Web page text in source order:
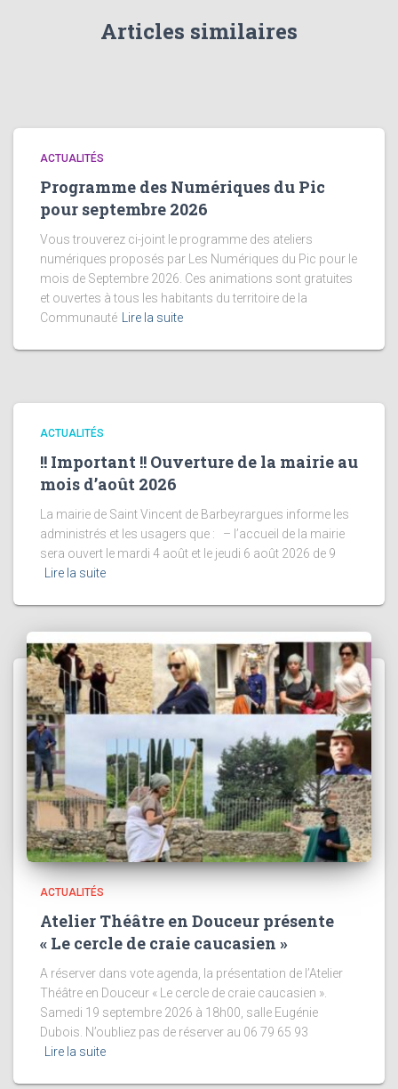
Articles similaires
ACTUALITÉS
Programme des Numériques du Pic
pour septembre 2026
Vous trouverez ci-joint le programme des ateliers
numériques proposés par Les Numériques du Pic pour le
mois de Septembre 2026. Ces animations sont gratuites
et ouvertes à tous les habitants du territoire de la
Communauté Lire la suite
ACTUALITÉS
!! Important !! Ouverture de la mairie au
mois d’août 2026
La mairie de Saint Vincent de Barbeyrargues informe les
administrés et les usagers que : – l’accueil de la mairie
sera ouvert le mardi 4 août et le jeudi 6 août 2026 de 9
Lire la suite
ACTUALITÉS
Atelier Théâtre en Douceur présente
« Le cercle de craie caucasien »
A réserver dans vote agenda, la présentation de l’Atelier
Théâtre en Douceur « Le cercle de craie caucasien ».
Samedi 19 septembre 2026 à 18h00, salle Eugénie
Dubois. N’oubliez pas de réserver au 06 79 65 93
Lire la suite